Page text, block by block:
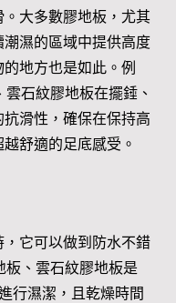
大多數膠地板，尤其
濕的區域中提供高度
地方也是如此。例
石紋膠地板在擺錘、
滑性，確保在保持高
舒適的足底感受。
它可以做到防水不錯
板、雲石紋膠地板是
行濕潔，且乾燥時間